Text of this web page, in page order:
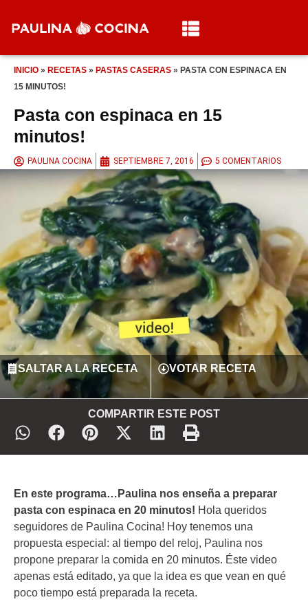
INICIO » RECETAS » PASTAS CASERAS » PASTA CON ESPINACA EN
15 MINUTOS!
Pasta con espinaca en 15
minutos!
PAULINA COCINA SEPTIEMBRE 7, 2016 5 COMENTARIOS
SALTAR A LA RECETA VOTAR RECETA
COMPARTIR ESTE POST
En este programa…Paulina nos enseña a preparar
pasta con espinaca en 20 minutos! Hola queridos
seguidores de Paulina Cocina! Hoy tenemos una
propuesta especial: al tiempo del reloj, Paulina nos
propone preparar la comida en 20 minutos. Éste video
apenas está editado, ya que la idea es que vean en qué
poco tiempo está preparada la receta.